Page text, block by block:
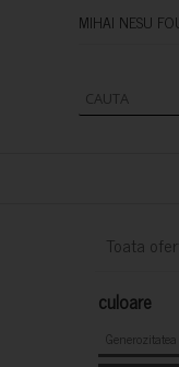
MIHAI
Toata
culoare